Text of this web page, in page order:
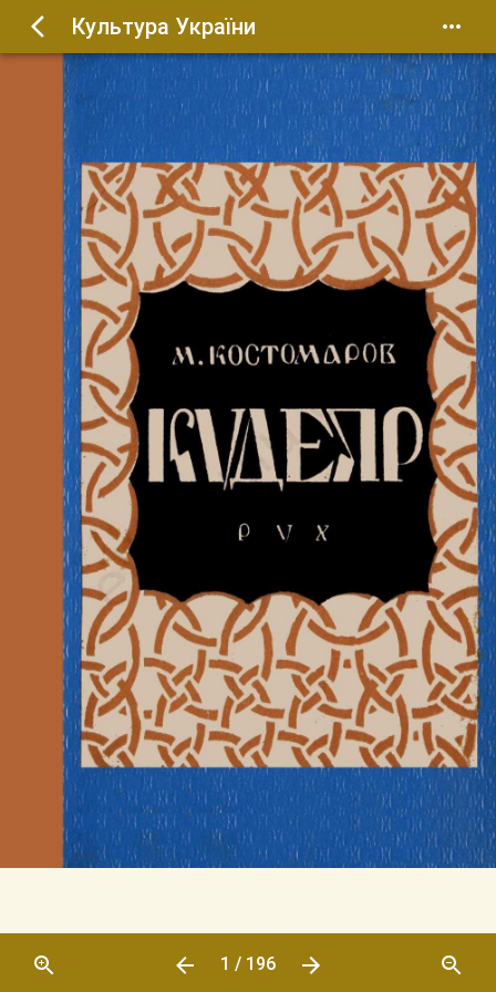
Культура України
1 / 196